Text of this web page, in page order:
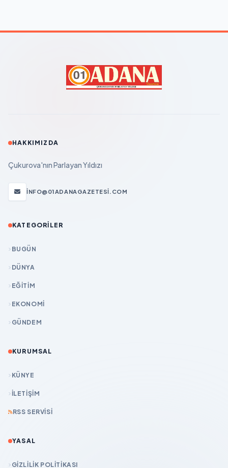
HAKKIMIZDA
Çukurova'nın Parlayan Yıldızı
INFO@01ADANAGAZETESI.COM
KATEGORILER
BUGÜN
DÜNYA
EĞİTİM
EKONOMİ
GÜNDEM
KURUMSAL
KÜNYE
İLETIŞIM
RSS SERVISI
YASAL
GIZLILIK POLITIKASI